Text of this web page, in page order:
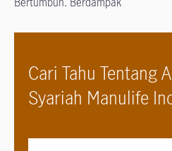
Cari Tahu Tentang
Syariah Manulife